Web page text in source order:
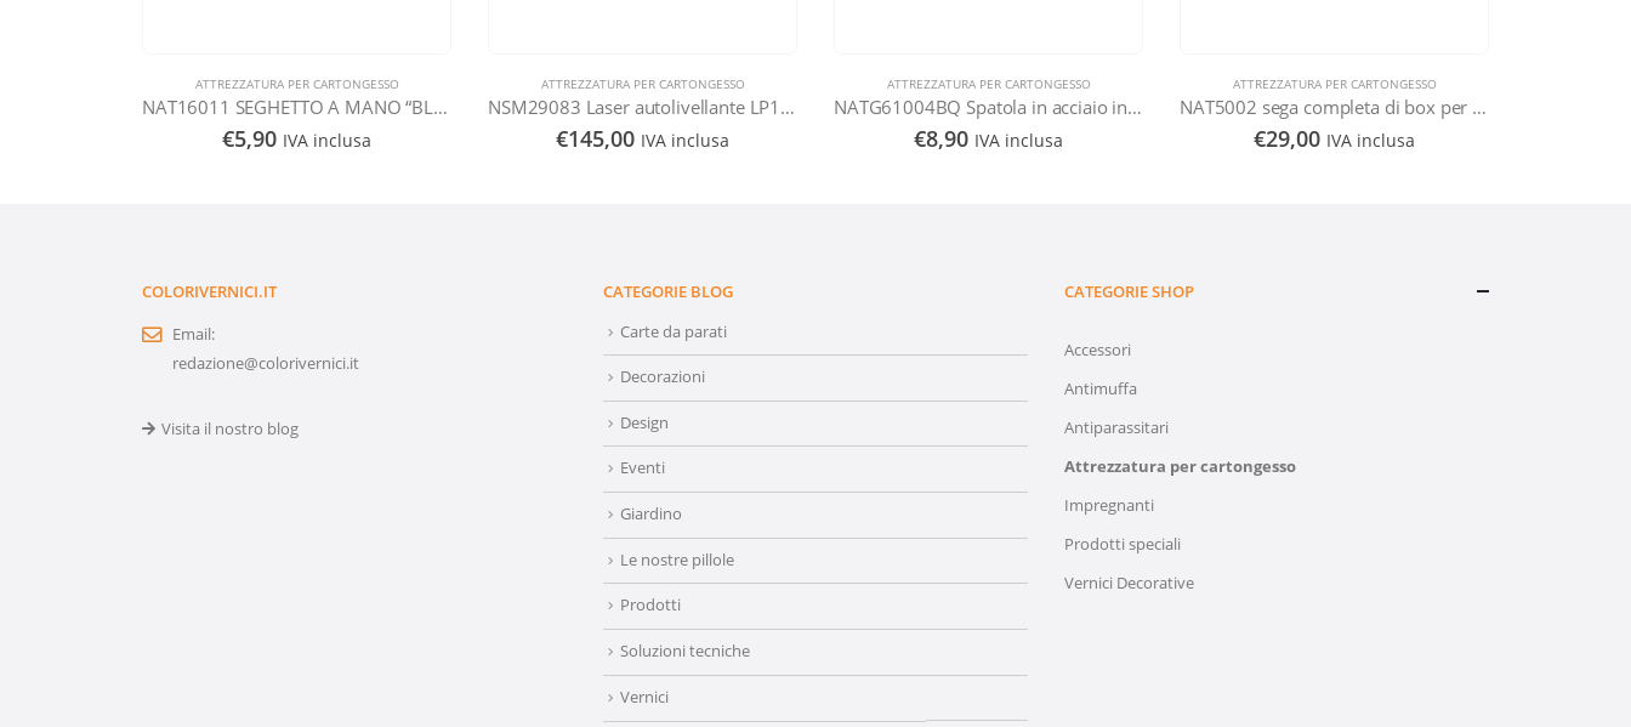
ATTREZZATURA PER CARTONGESSO
NSM29083 Laser autolivellante LP102, ursa maior con raggio rosso AKL
145,00 IVA inclusa
ATTREZZATURA PER CARTONGESSO
NATG61004BQ Spatola in acciaio inox rivestito in TEFLON, con inserto
€8,90 IVA inclusa
ATTREZZATURA PER CARTONGESSO
NAT5002 sega completa di box per cornici segaccio multiangolare
€29,00 IVA inclusa
ESAURITO
Email:
Carte da parati
Decorazioni
Design
Eventi
Giardino
Le nostre pillole
Prodotti
CATEGORIE SHOP